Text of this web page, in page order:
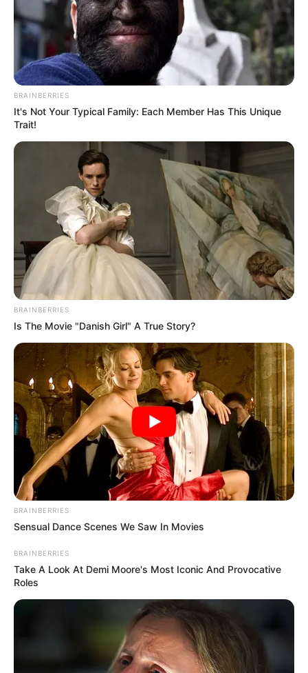
BRAINBERRIES
It's Not Your Typical Family: Each Member Has This Unique
Trait!
BRAINBERRIES
Is The Movie "Danish Girl" A True Story?
BRAINBERRIES
Sensual Dance Scenes We Saw In Movies
BRAINBERRIES
Take A Look At Demi Moore's Most Iconic And Provocative
Roles